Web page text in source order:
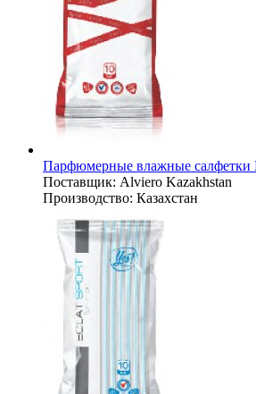
Парфюмерные влажные салфетки
Поставщик: Alviero Kazakhstan
Производство: Казахстан